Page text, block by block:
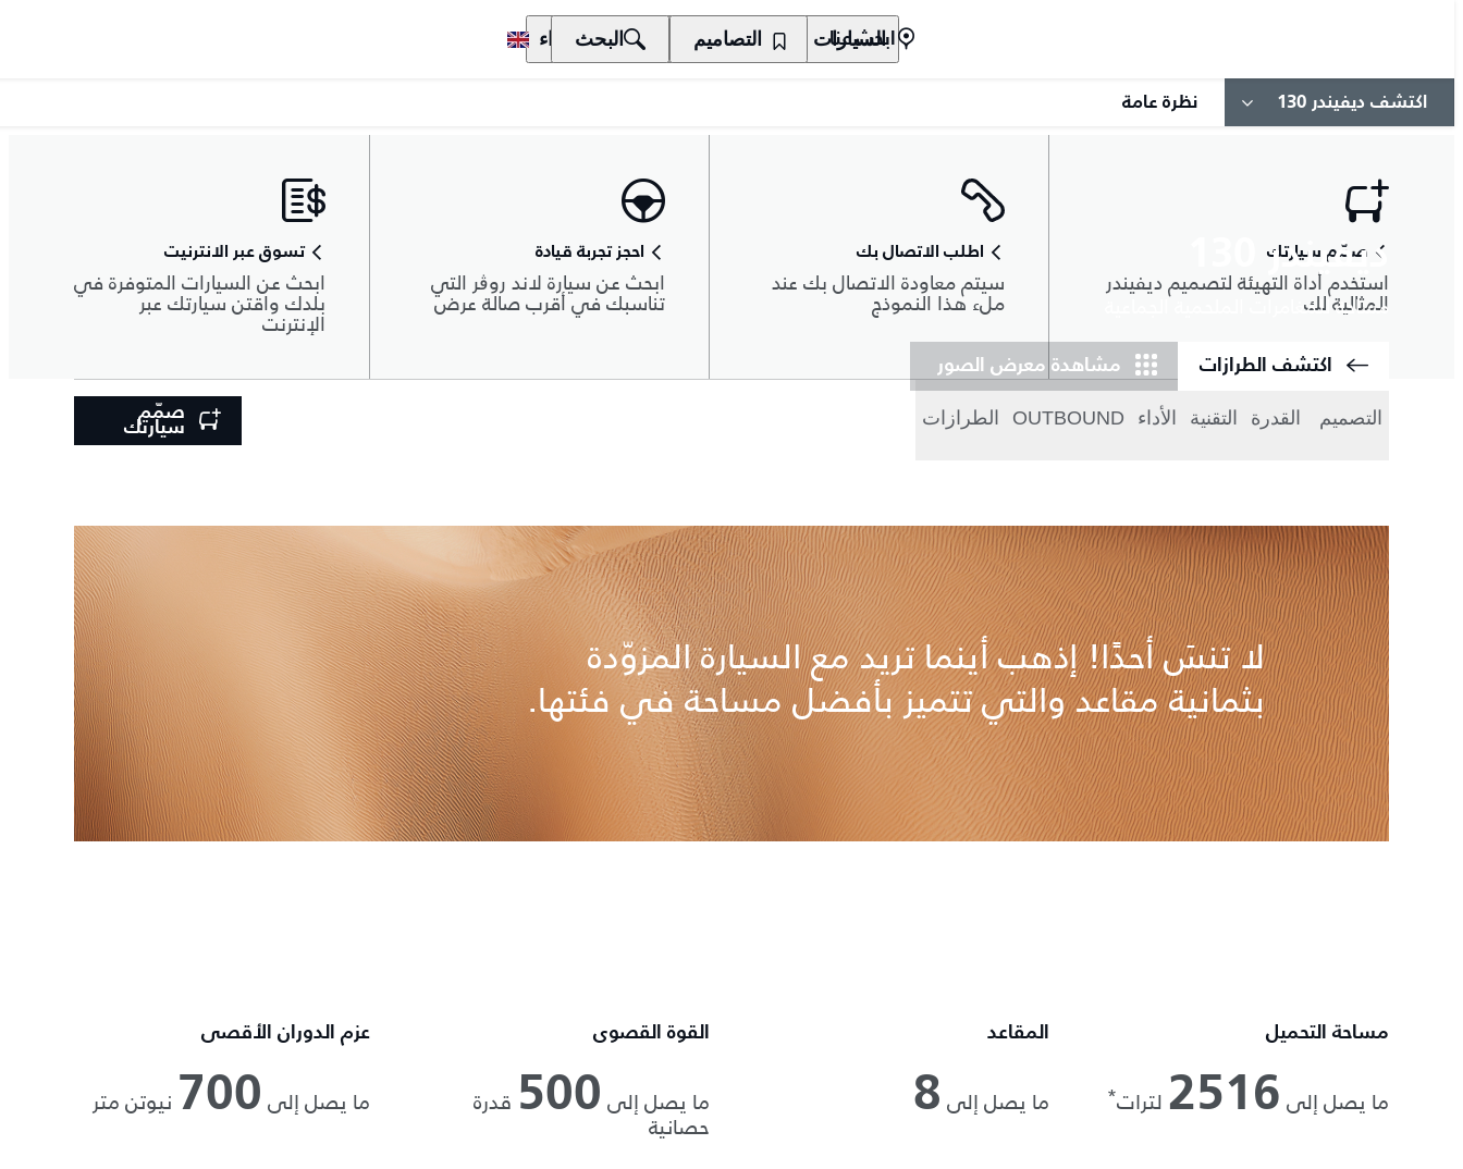
السيارات المالكون الاكتشاف الشراء ابحث عنا التصاميم البحث
اكتشف ديفيندر 130 نظرة عامة
ديفيندر 130
مساحة للمغامرات الملحمية الجماعية
اكتشف الطرازات مشاهدة معرض الصور
صمّم سيارتك
استخدم أداة التهيئة لتصميم ديفيندر
المثالية لك
اطلب الاتصال بك
سيتم معاودة الاتصال بك عند
ملء هذا النموذج
احجز تجربة قيادة
ابحث عن سيارة لاند روڨر التي
تناسبك في أقرب صالة عرض
تسوق عبر الانترنيت
ابحث عن السيارات المتوفرة في
بلدك واقتن سيارتك عبر
الإنترنت
التصميم القدرة التقنية الأداء OUTBOUND الطرازات صمّم
سيارتك
لا تنسَ أحدًا! إذهب أينما تريد مع السيارة المزوّدة
بثمانية مقاعد والتي تتميز بأفضل مساحة في فئتها.
مساحة التحميل
ما يصل إلى 2516 لترات*
المقاعد
ما يصل إلى 8
القوة القصوى
ما يصل إلى 500 قدرة
حصانية
عزم الدوران الأقصى
ما يصل إلى 700 نيوتن متر